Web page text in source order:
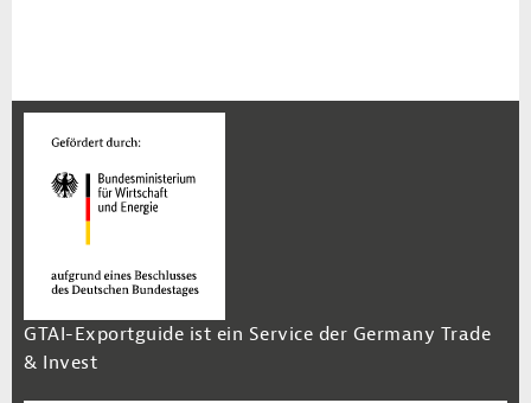
GTAI-Exportguide ist ein Service der Germany Trade
& Invest